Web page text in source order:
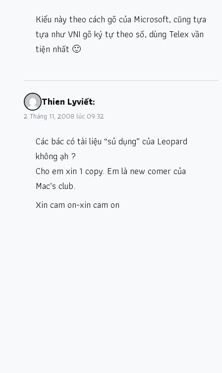
Kiểu này theo cách gõ của Microsoft, cũng tựa
tựa như VNI gõ ký tự theo số, dùng Telex vần
tiện nhất 🙂
Thien Lyviết:
2 Tháng 11, 2008 lúc 09:32
Các bác có tài liệu “sủ dụng” của Leopard
không ạh ?
Cho em xin 1 copy. Em là new comer của
Mac’s club.
Xin cam on-xin cam on